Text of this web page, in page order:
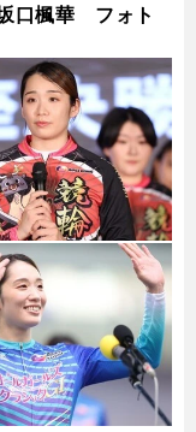
口楓華 フォト